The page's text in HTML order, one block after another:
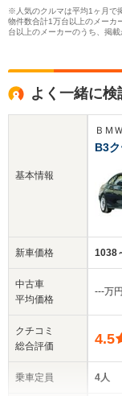
※人気のクルマは平均1ヶ月で
物件数合計1万台以上のメーカ
台以上のメーカーのうち、掲
よく一緒に
基本情報
新車価格
中古車
平均価格
クチコミ
総合評価
乗車定員
ＢＭ
B3
1038
‐‐‐万円
4.5
4人